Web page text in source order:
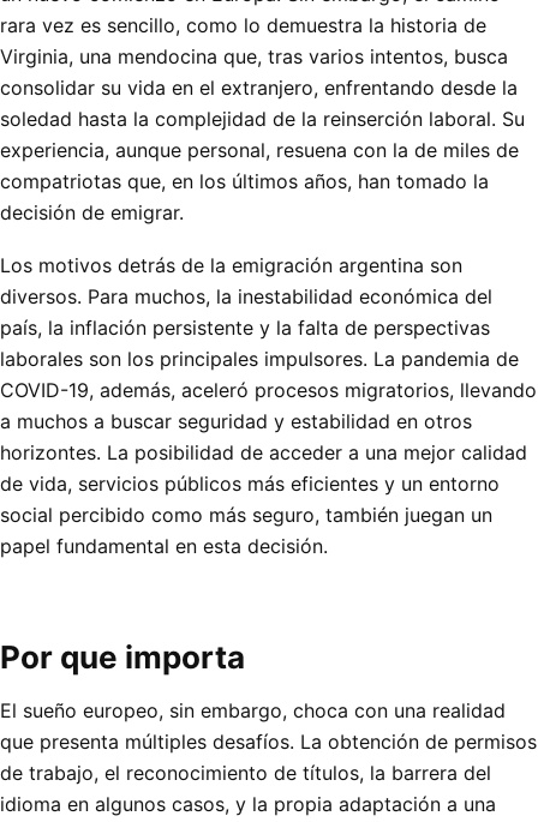
rara vez es sencillo, como lo demuestra la historia de
Virginia, una mendocina que, tras varios intentos, busca
consolidar su vida en el extranjero, enfrentando desde la
soledad hasta la complejidad de la reinserción laboral. Su
experiencia, aunque personal, resuena con la de miles de
compatriotas que, en los últimos años, han tomado la
decisión de emigrar.
Los motivos detrás de la emigración argentina son
diversos. Para muchos, la inestabilidad económica del
país, la inflación persistente y la falta de perspectivas
laborales son los principales impulsores. La pandemia de
COVID-19, además, aceleró procesos migratorios, llevando
a muchos a buscar seguridad y estabilidad en otros
horizontes. La posibilidad de acceder a una mejor calidad
de vida, servicios públicos más eficientes y un entorno
social percibido como más seguro, también juegan un
papel fundamental en esta decisión.
Por que importa
El sueño europeo, sin embargo, choca con una realidad
que presenta múltiples desafíos. La obtención de permisos
de trabajo, el reconocimiento de títulos, la barrera del
idioma en algunos casos, y la propia adaptación a una